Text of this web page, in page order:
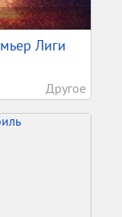
Лиги
Другое